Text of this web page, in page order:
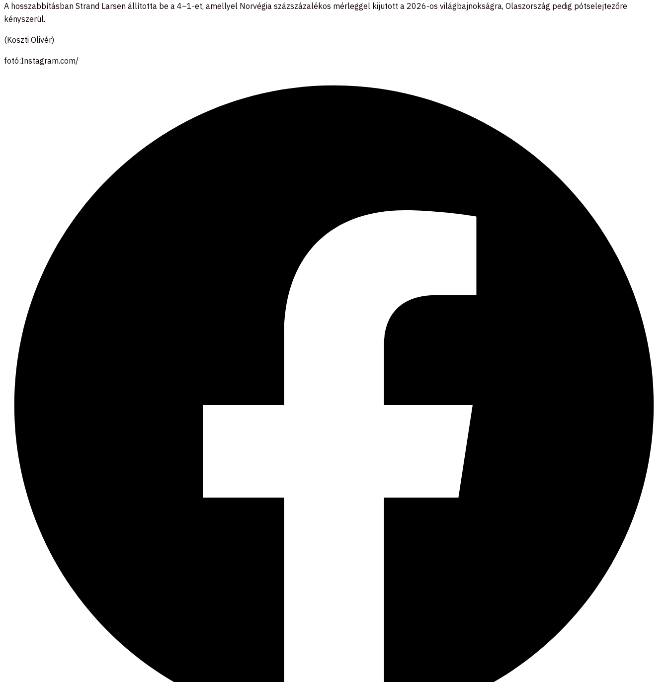
A hosszabbításban Strand Larsen állította be a 4–1-et, amellyel Norvégia százszázalékos mérleggel kijutott a 2026-os világbajnokságra, Olaszország pedig pótselejtezőre
kényszerül.
(Koszti Olivér)
fotó:Instagram.com/